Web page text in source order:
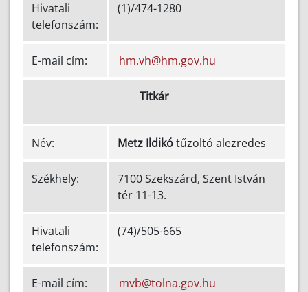
Hivatali
telefonszám:
(1)/474-1280
E-mail cím: hm.vh@hm.gov.hu
Titkár
Név: Metz Ildikótűzoltó alezredes
Székhely:
7100 Szekszárd, Szent István
tér 11-13.
Hivatali
telefonszám:
(74)/505-665
E-mail cím: mvb@tolna.gov.hu